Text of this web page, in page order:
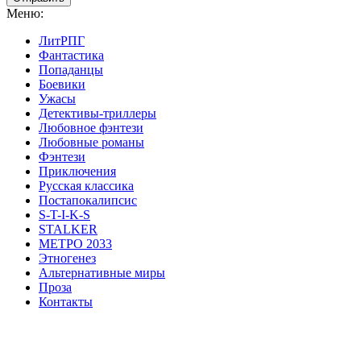
Меню:
ЛитРПГ
Фантастика
Попаданцы
Боевики
Ужасы
Детективы-триллеры
Любовное фэнтези
Любовные романы
Фэнтези
Приключения
Русская классика
Постапокалипсис
S-T-I-K-S
STALKER
МЕТРО 2033
Этногенез
Альтернативные миры
Проза
Контакты